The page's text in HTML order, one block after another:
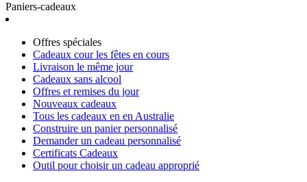
Paniers-cadeaux
Offres spéciales
Cadeaux cour les fêtes en cours
Livraison le même jour
Cadeaux sans alcool
Offres et remises du jour
Nouveaux cadeaux
Tous les cadeaux en en Australie
Construire un panier personnalisé
Demander un cadeau personnalisé
Certificats Cadeaux
Outil pour choisir un cadeau approprié